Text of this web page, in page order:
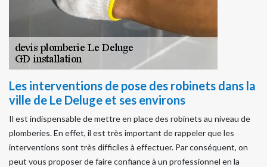
Les interventions de pose des robinets dans la
ville de Le Deluge et ses environs
Il est indispensable de mettre en place des robinets au niveau de
plomberies. En effet, il est très important de rappeler que les
interventions sont très difficiles à effectuer. Par conséquent, on
peut vous proposer de faire confiance à un professionnel en la